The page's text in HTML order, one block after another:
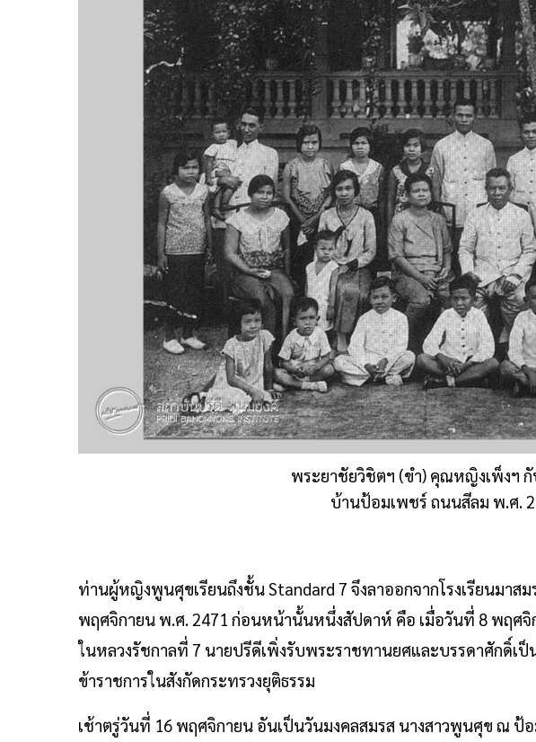
พระยาชัยวิชิตฯ (ขำ) คุณหญิงเพ็งฯ
บ้านป้อมเพชร์ ถนนสีลม พ.ศ.
ท่านผู้หญิงพูนศุขเรียนถึงชั้น Standard 7 จึงลาออกจากโรงเรียนมา
พฤศจิกายน พ.ศ. 2471 ก่อนหน้านั้นหนึ่งสัปดาห์ คือ เมื่อวันที่ 8 พฤศ
ในหลวงรัชกาลที่ 7 นายปรีดีเพิ่งรับพระราชทานยศและบรรดาศักดิ์เป็
ข้าราชการในสังกัดกระทรวงยุติธรรม
เช้าตรู่วันที่ 16 พฤศจิกายน อันเป็นวันมงคลสมรส นางสาวพูนศุข ณ ป้